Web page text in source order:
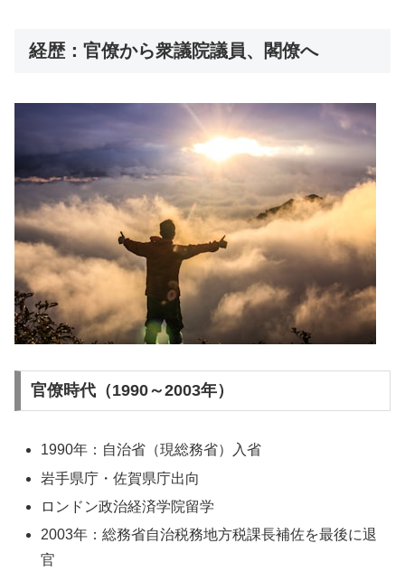
経歴：官僚から衆議院議員、閣僚へ
官僚時代（1990～2003年）
1990年：自治省（現総務省）入省
岩手県庁・佐賀県庁出向
ロンドン政治経済学院留学
2003年：総務省自治税務地方税課長補佐を最後に退
官